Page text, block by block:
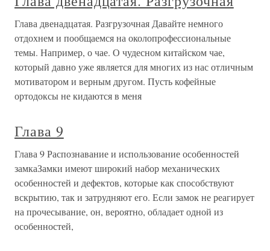
Глава двенадцатая. Разгрузочная Давайте немного
отдохнем и пообщаемся на околопрофессиональные
темы. Например, о чае. О чудесном китайском чае,
который давно уже является для многих из нас отличным
мотиватором и верным другом. Пусть кофейные
ортодоксы не кидаются в меня
Глава 9
Глава 9 Распознавание и использование особенностей
замкаЗамки имеют широкий набор механических
особенностей и дефектов, которые как способствуют
вскрытию, так и затрудняют его. Если замок не реагирует
на прочесывание, он, вероятно, обладает одной из
особенностей,